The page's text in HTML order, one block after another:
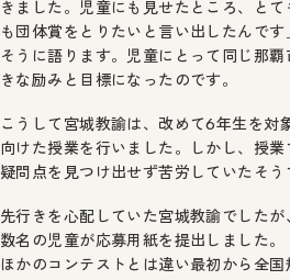
きました。児童にも見せたところ、と
も団体賞をとりたいと言い出したんで
そうに語ります。児童にとって同じ那
きな励みと目標になったのです。
こうして宮城教諭は、改めて6年生を対
向けた授業を行いました。しかし、授業
疑問点を見つけ出せず苦労していたそう
先行きを心配していた宮城教諭でした
数名の児童が応募用紙を提出しました
ほかのコンテストとは違い最初から全